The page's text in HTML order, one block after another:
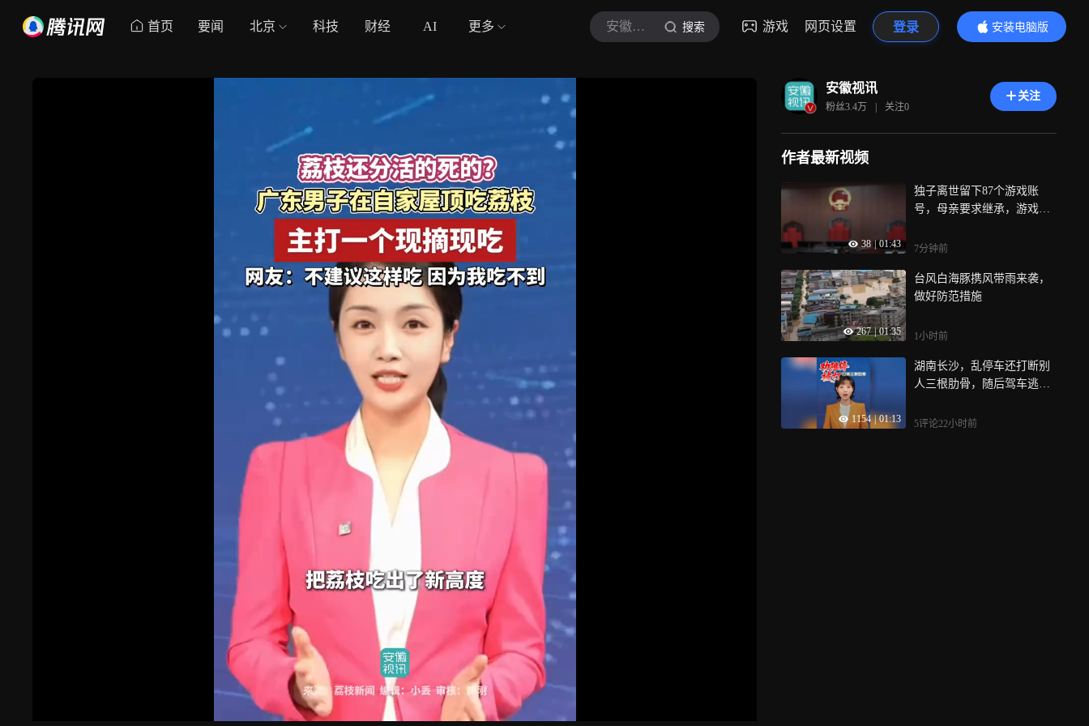
首页 要闻 北京 科技 财经 AI 更多 安徽视讯 搜索 游戏 网页设置 登录
安装电脑版
内容更精彩
安徽视讯
粉丝3.4万 | 关注0
关注
作者最新视频
38 | 01:43
独子离世留下87个游戏账
号，母亲要求继承，游戏公
7分钟前
267 | 01:35
台风白海豚携风带雨来袭，
做好防范措施
1小时前
1154 | 01:13
湖南长沙，乱停车还打断别
人三根肋骨，随后驾车逃
5评论22小时前